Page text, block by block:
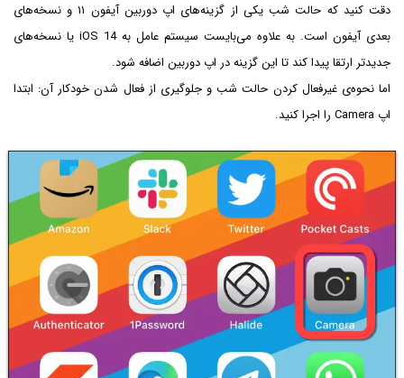
دقت کنید که حالت شب یکی از گزینه‌های اپ دوربین آیفون ۱۱ و نسخه‌های
بعدی آیفون است. به علاوه می‌بایست سیستم عامل به iOS 14 یا نسخه‌های
جدیدتر ارتقا پیدا کند تا این گزینه در اپ دوربین اضافه شود.
اما نحوه‌ی غیرفعال کردن حالت شب و جلوگیری از فعال شدن خودکار آن: ابتدا
اپ Camera را اجرا کنید.